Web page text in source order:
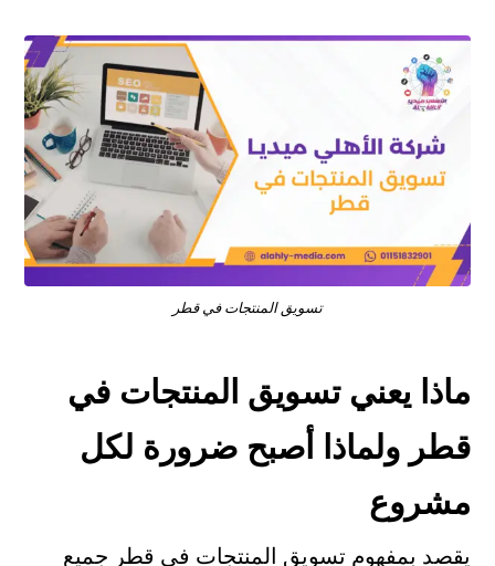
تسويق المنتجات في قطر
ماذا يعني تسويق المنتجات في
قطر ولماذا أصبح ضرورة لكل
مشروع
يقصد بمفهوم تسويق المنتجات في قطر جميع